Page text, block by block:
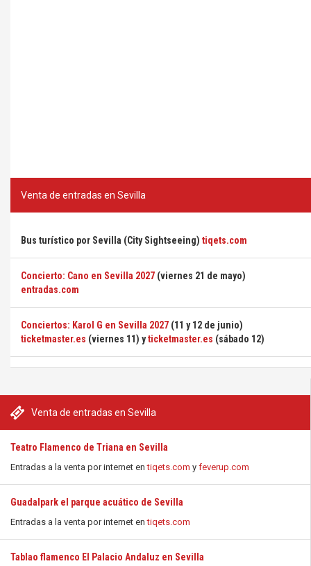
Venta de entradas en Sevilla
Teatro Flamenco de Triana en Sevilla
Entradas a la venta por internet entiqets.com y feverup.com
Guadalpark el parque acuático de Sevilla
Entradas a la venta por internet entiqets.com
Tablao flamenco El Palacio Andaluz en Sevilla
Venta de entradas en Sevilla
Bus turístico por Sevilla (City Sightseeing) tiqets.com
Concierto: Cano en Sevilla 2027 (viernes 21 de mayo)
entradas.com
Conciertos: Karol G en Sevilla 2027 (11 y 12 de junio)
ticketmaster.es (viernes 11) yticketmaster.es (sábado 12)